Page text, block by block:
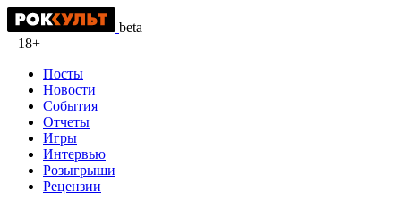
beta
18+
Посты
Новости
События
Отчеты
Игры
Интервью
Розыгрыши
Рецензии